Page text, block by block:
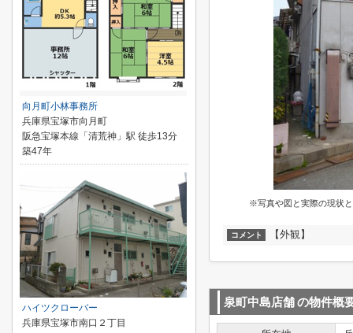
※写真や図と実際の現状
コメント 【外観】
泉町中島店舗の物件概
向月町小林事務所
兵庫県宝塚市向月町
阪急宝塚本線「清荒神」駅 徒歩13分
築47年
ハイツクローバー
兵庫県宝塚市南口２丁目